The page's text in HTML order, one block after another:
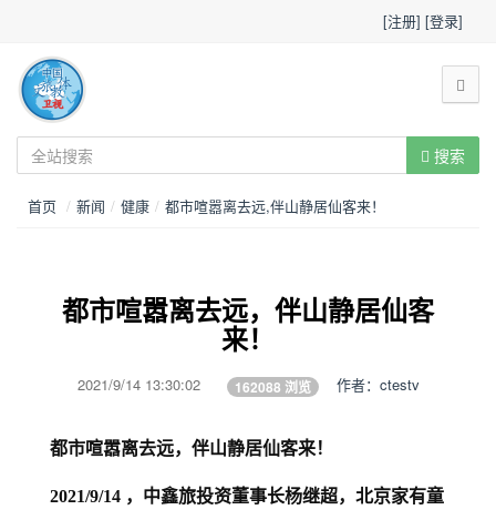
[注册] [登录]
搜索
首页 / 新闻 / 健康 / 都市喧嚣离去远,伴山静居仙客来！
都市喧嚣离去远，伴山静居仙客
来！
2021/9/14 13:30:02 162088 浏览 作者：ctestv
都市喧嚣离去远，伴山静居仙客来！
2021/9/14 ，中鑫旅投资董事长杨继超，北京家有童